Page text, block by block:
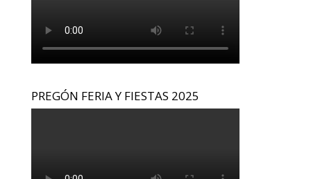
PREGÓN FERIA Y FIESTAS 2025